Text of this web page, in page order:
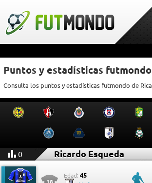
Puntos y estadísticas futmondo
Consulta los puntos y estadísticas futmondo de
0 Ricardo Esqueda
Edad: 45